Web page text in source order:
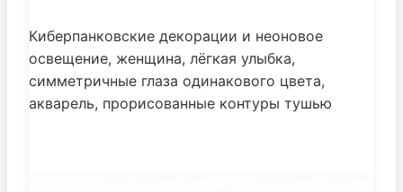
Киберпанковские декорации и неоновое
освещение, женщина, лёгкая улыбка,
симметричные глаза одинакового цвета,
акварель, прорисованные контуры тушью